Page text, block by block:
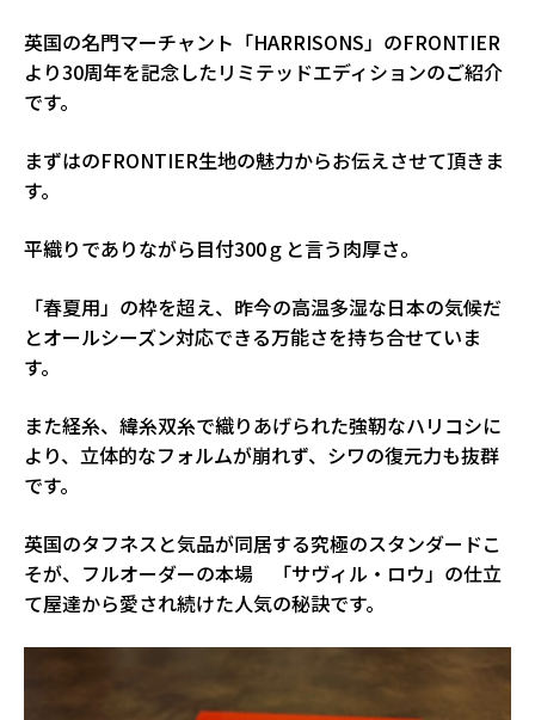
英国の名門マーチャント「HARRISONS」のFRONTIER
より30周年を記念したリミテッドエディションのご紹介
です。
まずはのFRONTIER生地の魅力からお伝えさせて頂きま
す。
平織りでありながら目付300ｇと言う肉厚さ。
「春夏用」の枠を超え、昨今の高温多湿な日本の気候だ
とオールシーズン対応できる万能さを持ち合せていま
す。
また経糸、緯糸双糸で織りあげられた強靭なハリコシに
より、立体的なフォルムが崩れず、シワの復元力も抜群
です。
英国のタフネスと気品が同居する究極のスタンダードこ
そが、フルオーダーの本場 「サヴィル・ロウ」の仕立
て屋達から愛され続けた人気の秘訣です。